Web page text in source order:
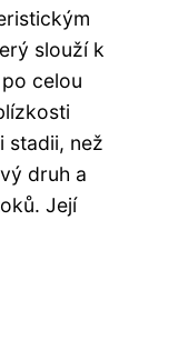
slouží k
celou
stadii, než
druh a
Její